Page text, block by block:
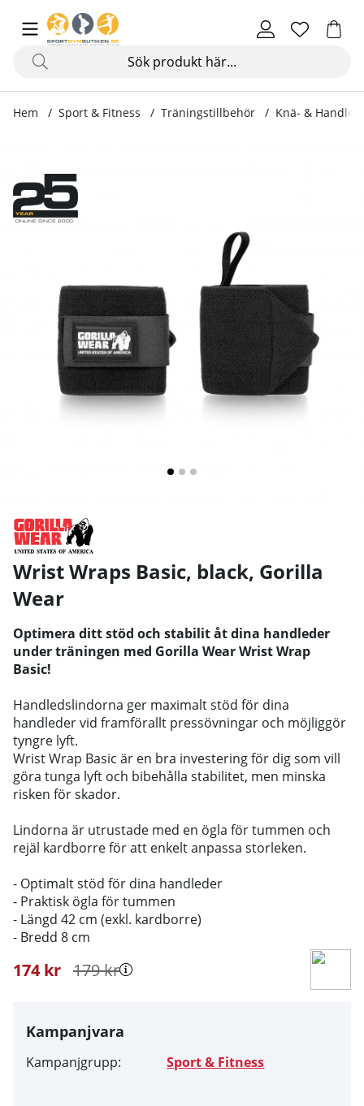
Hem Sport & Fitness Träningstillbehör Knä- &
Wrist Wraps Basic, black, Gorilla
Wear
Optimera ditt stöd och stabilit åt dina handleder
under träningen med Gorilla Wear Wrist Wrap
Basic!
Handledslindorna ger maximalt stöd för dina
handleder vid framförallt pressövningar och möjliggör
tyngre lyft.
Wrist Wrap Basic är en bra investering för dig som vill
göra tunga lyft och bibehålla stabilitet, men minska
risken för skador.
Lindorna är utrustade med en ögla för tummen och
rejäl kardborre för att enkelt anpassa storleken.
- Optimalt stöd för dina handleder
- Praktisk ögla för tummen
- Längd 42 cm (exkl. kardborre)
- Bredd 8 cm
179kr
174kr
Kampanjvara
Kampanjgrupp: Sport & Fitness